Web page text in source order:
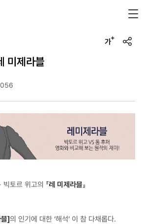
u
미제라블
토르 위고의 『레 미제라블』
]의 인기에 대한 ‘해석’ 이 참 다채롭다.